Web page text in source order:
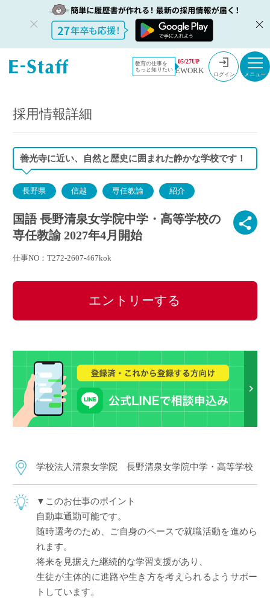
教育の仕事を
もっと知りたい
05/27UP
EWORK ログイン
教員採用情
報のイー・
採用情報
国語 長野清泉女学院中学・高等学校の専任教諭 2027年4月開始
採用情報詳細
善光寺に近い、自然と歴史に囲まれた静かな学校です！
長野県 信越 専任教諭 紹介
国語 長野清泉女学院中学・高等学校の
専任教諭 2027年4月開始
仕事NO：T272-2607-467kok
エントリーする
学校法人清泉女学院 長野清泉女学院中学・高等学校
▼このお仕事のポイント
自動車通勤可能です。
随時選考のため、ご自身のペースで就職活動を進めら
れます。
将来を見据えた継続的な学習支援があり、
生徒が主体的に進路や生き方を考えられるようサポー
トしています。